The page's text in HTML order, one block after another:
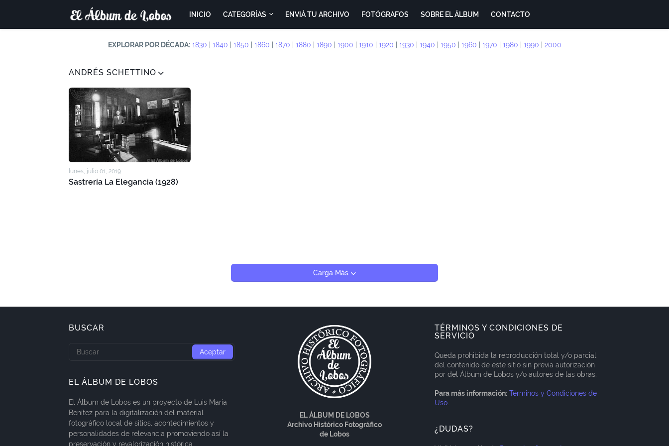
INICIO CATEGORÍAS ENVIÁ TU ARCHIVO FOTÓGRAFOS SOBRE EL ÁLBUM CONTACTO
EXPLORAR POR DÉCADA: 1830 1840 1850 1860 1870 1880 1890 1900 1910 1920 1930 1940 1950 1960 1970 1980 1990 2000
ANDRÉS SCHETTINO
lunes, julio 01, 2019
Sastrería La Elegancia (1928)
Carga Más
BUSCAR
EL ÁLBUM DE LOBOS
El Álbum de Lobos es un proyecto de Luis María
Benítez para la digitalización del material
fotográfico local de sitios, acontecimientos y
personalidades de relevancia promoviendo así la
preservación y revalorización histórica.
EL ÁLBUM DE LOBOS
Archivo Histórico Fotográfico
de Lobos
TÉRMINOS Y CONDICIONES DE
SERVICIO
Queda prohibida la reproducción total y/o parcial
del contenido de este sitio sin previa autorización
por del Álbum de Lobos y/o autores de las obras.
Para más información: Términos y Condiciones de
Uso
¿DUDAS?